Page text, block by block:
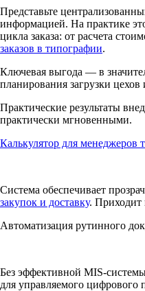
Представьте
информацией. На практике
цикла заказа: от расчета
заказов в типографии.
Ключевая выгода — в
планирования загрузки
Практические результаты
практически мгновенными.
Калькулятор для менеджеров
Система обеспечивает
закупок и доставку. Приходит
Автоматизация рутинного
Без эффективной MIS-
для управляемого цифрового